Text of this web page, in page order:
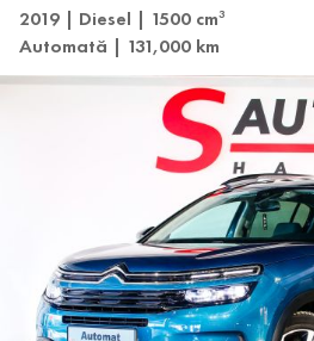
2019 | Diesel | 1500 cm3
Automată | 131,000 km